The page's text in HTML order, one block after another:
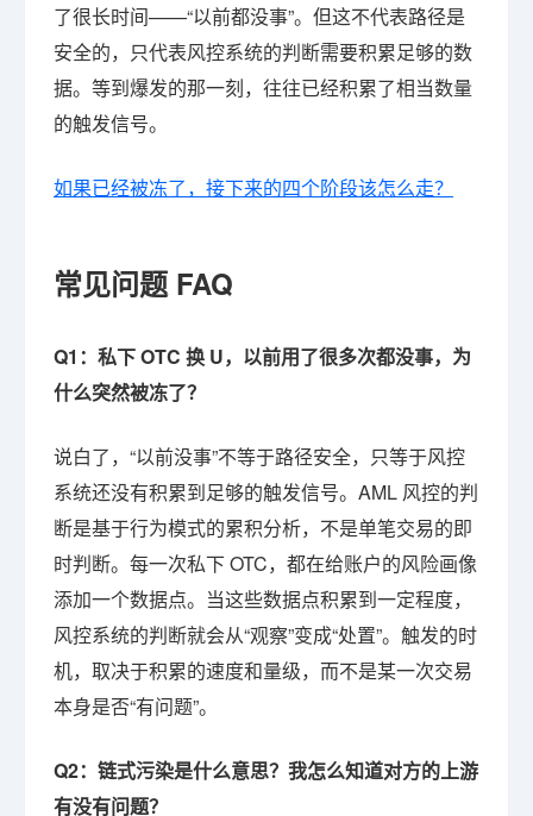
了很长时间——“以前都没事”。但这不代表路径是
安全的，只代表风控系统的判断需要积累足够的数
据。等到爆发的那一刻，往往已经积累了相当数量
的触发信号。
如果已经被冻了，接下来的四个阶段该怎么走？
常见问题 FAQ
Q1：私下 OTC 换 U，以前用了很多次都没事，为
什么突然被冻了？
说白了，“以前没事”不等于路径安全，只等于风控
系统还没有积累到足够的触发信号。AML 风控的判
断是基于行为模式的累积分析，不是单笔交易的即
时判断。每一次私下 OTC，都在给账户的风险画像
添加一个数据点。当这些数据点积累到一定程度，
风控系统的判断就会从“观察”变成“处置”。触发的时
机，取决于积累的速度和量级，而不是某一次交易
本身是否“有问题”。
Q2：链式污染是什么意思？我怎么知道对方的上游
有没有问题？